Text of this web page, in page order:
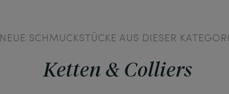
NEUE SCHMUCKSTÜCKE AUS DIESER
Ketten & Colliers